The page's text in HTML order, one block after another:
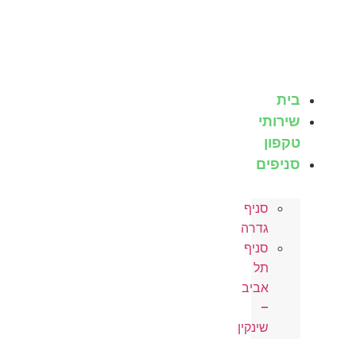
בית
שירותי
טקפון
סניפים
סניף
גדרה
סניף
תל
אביב
–
שינקין